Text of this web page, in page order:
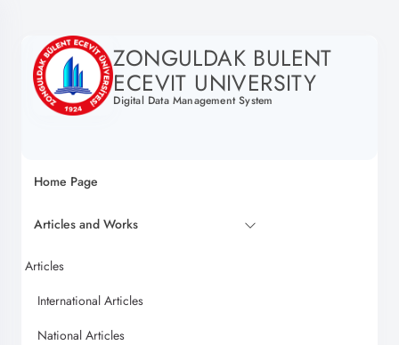
ZONGULDAK BULENT
ECEVIT UNIVERSITY
Digital Data Management System
Home Page
Articles and Works
Articles
International Articles
National Articles